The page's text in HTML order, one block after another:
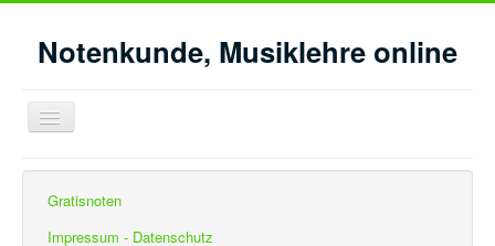
Notenkunde, Musiklehre online
Navigation
an/aus
Intervalle bilden von G
Gratisnoten
Impressum - Datenschutz